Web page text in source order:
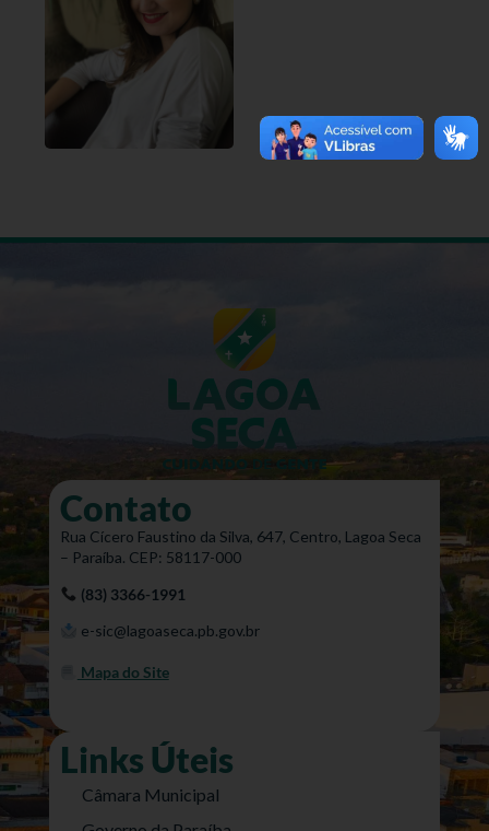
Contato
Rua Cícero Faustino da Silva, 647, Centro, Lagoa Seca
– Paraíba. CEP: 58117-000
(83) 3366-1991
e-sic@lagoaseca.pb.gov.br
Mapa do Site
Links Úteis
Câmara Municipal